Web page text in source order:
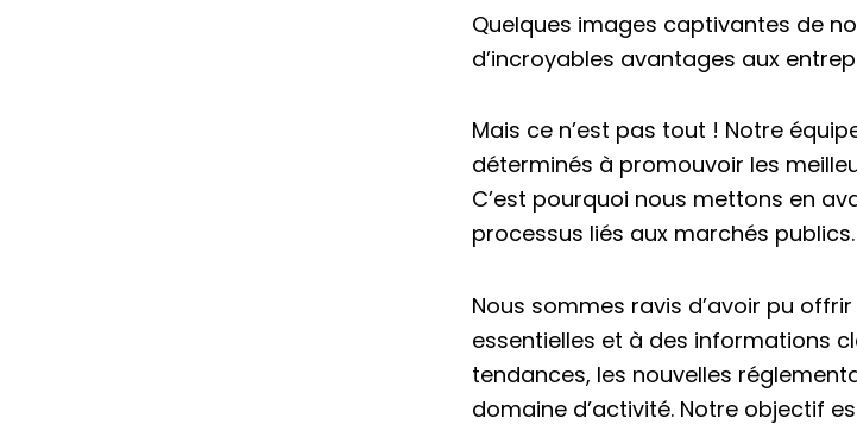
Quelques images captivantes de
d’incroyables avantages aux
Mais ce n’est pas tout ! Notre
déterminés à promouvoir les
C’est pourquoi nous mettons en
processus liés aux marchés publics.
Nous sommes ravis d’avoir pu
essentielles et à des informations
tendances, les nouvelles
domaine d’activité. Notre objectif